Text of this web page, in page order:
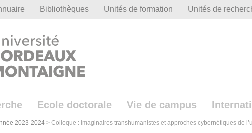
Bibliothèques Unités de formation Unités de
Ecole doctorale Vie de campus
2023-2024 > Colloque : imaginaires transhumanistes et approches cybernétiques de